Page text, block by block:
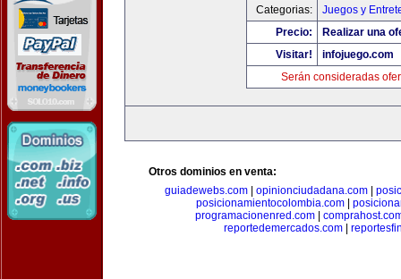
Categorias:
Juegos y
Precio:
Realizar una
Visitar!
infojuego.com
Serán consideradas
Otros dominios en venta:
guiadewebs.com
opinionciudadana.com
posicionamientocolombia.com|
programacionenred.com
reportedemercados.com|